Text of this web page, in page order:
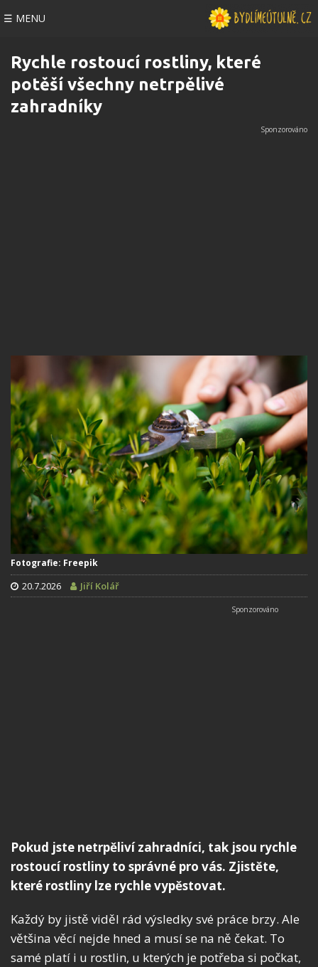
☰ MENU
Rychle rostoucí rostliny, které
potěší všechny netrpělivé
zahradníky
Fotografie: Freepik
20.7.2026 Jiří Kolář
Pokud jste netrpěliví zahradníci, tak jsou rychle
rostoucí rostliny to správné pro vás. Zjistěte,
které rostliny lze rychle vypěstovat.
Každý by jistě viděl rád výsledky své práce brzy. Ale
většina věcí nejde hned a musí se na ně čekat. To
samé platí i u rostlin, u kterých je potřeba si počkat,